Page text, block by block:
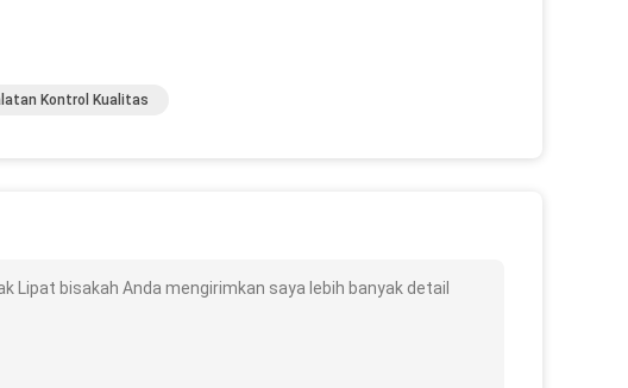
Kontrol Kualitas
Lipat bisakah Anda mengirimkan saya lebih banyak detail